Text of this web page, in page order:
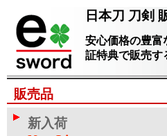
日本刀 刀剣
安心価格の豊富
証特典で販売す
販売品
新入荷